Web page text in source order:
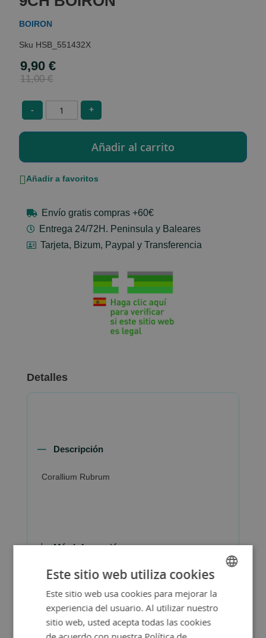
of
the
gallery
BOIRON
HSB_551432X
Special
Price
9,90 €
11,00 €
- +
Añadir a favoritos
Envío gratis compras +60€
Entrega 24/72H. Peninsula y Baleares
Tarjeta, Bizum, Paypal y Transferencia
Detalles
Descripción
Corallium Rubrum
Más Información
SPANISH
ENGLISH
Este sitio web utiliza cookies
Este sitio web usa cookies para mejorar la
experiencia del usuario. Al utilizar nuestro
sitio web, usted acepta todas las cookies